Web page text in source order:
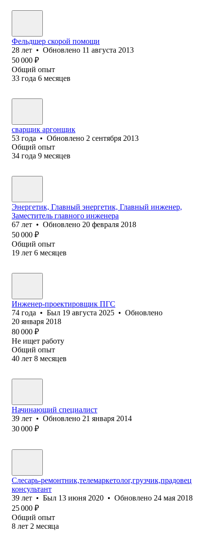
Фельдшер скорой помощи
28 лет • Обновлено 11 августа 2013
50 000 ₽
Общий опыт
33 года 6 месяцев
сварщик аргонщик
53 года • Обновлено 2 сентября 2013
Общий опыт
34 года 9 месяцев
Энергетик, Главный энергетик, Главный инженер,
Заместитель главного инженера
67 лет • Обновлено 20 февраля 2018
50 000 ₽
Общий опыт
19 лет 6 месяцев
Инженер-проектировщик ПГС
74 года • Был 19 августа 2025 • Обновлено
20 января 2018
80 000 ₽
Не ищет работу
Общий опыт
40 лет 8 месяцев
Начинающий специалист
39 лет • Обновлено 21 января 2014
30 000 ₽
Слесарь-ремонтник,телемаркетолог,грузчик,прадовец
консультант
39 лет • Был 13 июня 2020 • Обновлено 24 мая 2018
25 000 ₽
Общий опыт
8 лет 2 месяца